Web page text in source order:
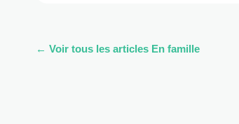
← Voir tous les articles En famille